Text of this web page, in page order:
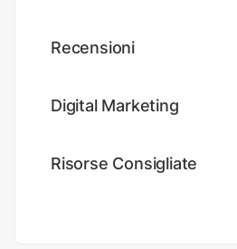
Recensioni
Digital Marketing
Risorse Consigliate